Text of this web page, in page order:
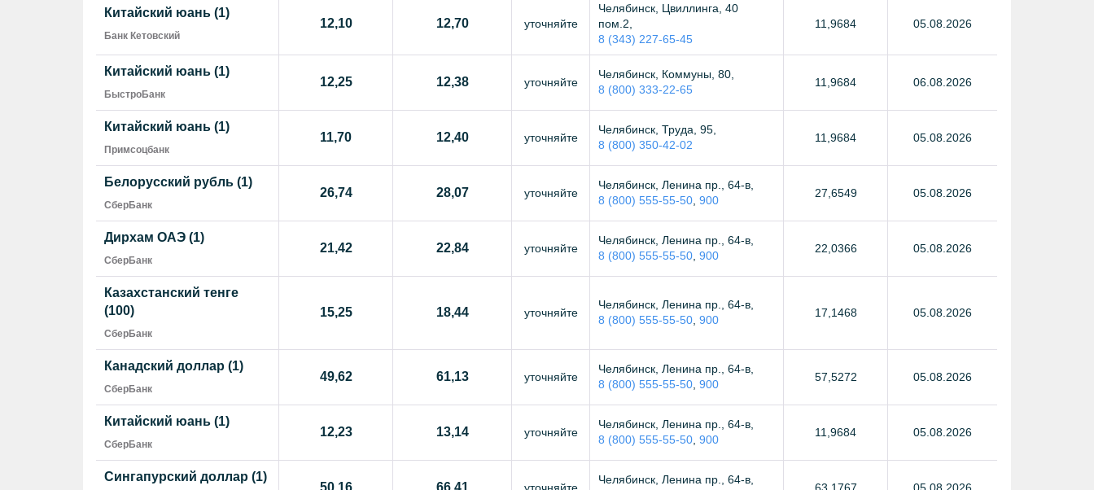
Китайский юань (1)
Банк Кетовский
12,10 12,70 уточняйте
Челябинск, Цвиллинга, 40
пом.2,
8 (343) 227-65-45
11,9684 05.08.2026
Китайский юань (1)
БыстроБанк
12,25 12,38 уточняйте
Челябинск, Коммуны, 80,
8 (800) 333-22-65
11,9684 06.08.2026
Китайский юань (1)
Примсоцбанк
11,70 12,40 уточняйте
Челябинск, Труда, 95,
8 (800) 350-42-02
11,9684 05.08.2026
Белорусский рубль (1)
СберБанк
26,74 28,07 уточняйте
Челябинск, Ленина пр., 64-в,
8 (800) 555-55-50, 900
27,6549 05.08.2026
Дирхам ОАЭ (1)
СберБанк
21,42 22,84 уточняйте
Челябинск, Ленина пр., 64-в,
8 (800) 555-55-50, 900
22,0366 05.08.2026
Казахстанский тенге
(100)
СберБанк
15,25 18,44 уточняйте
Челябинск, Ленина пр., 64-в,
8 (800) 555-55-50, 900
17,1468 05.08.2026
Канадский доллар (1)
СберБанк
49,62 61,13 уточняйте
Челябинск, Ленина пр., 64-в,
8 (800) 555-55-50, 900
57,5272 05.08.2026
Китайский юань (1)
СберБанк
12,23 13,14 уточняйте
Челябинск, Ленина пр., 64-в,
8 (800) 555-55-50, 900
11,9684 05.08.2026
Сингапурский доллар (1)
50,16 66,41 уточняйте
Челябинск, Ленина пр., 64-в,
63,1767 05.08.2026